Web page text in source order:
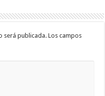
será publicada. Los campos